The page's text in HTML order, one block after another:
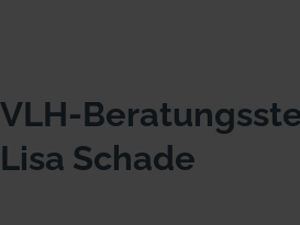
VLH-
Lisa Schade